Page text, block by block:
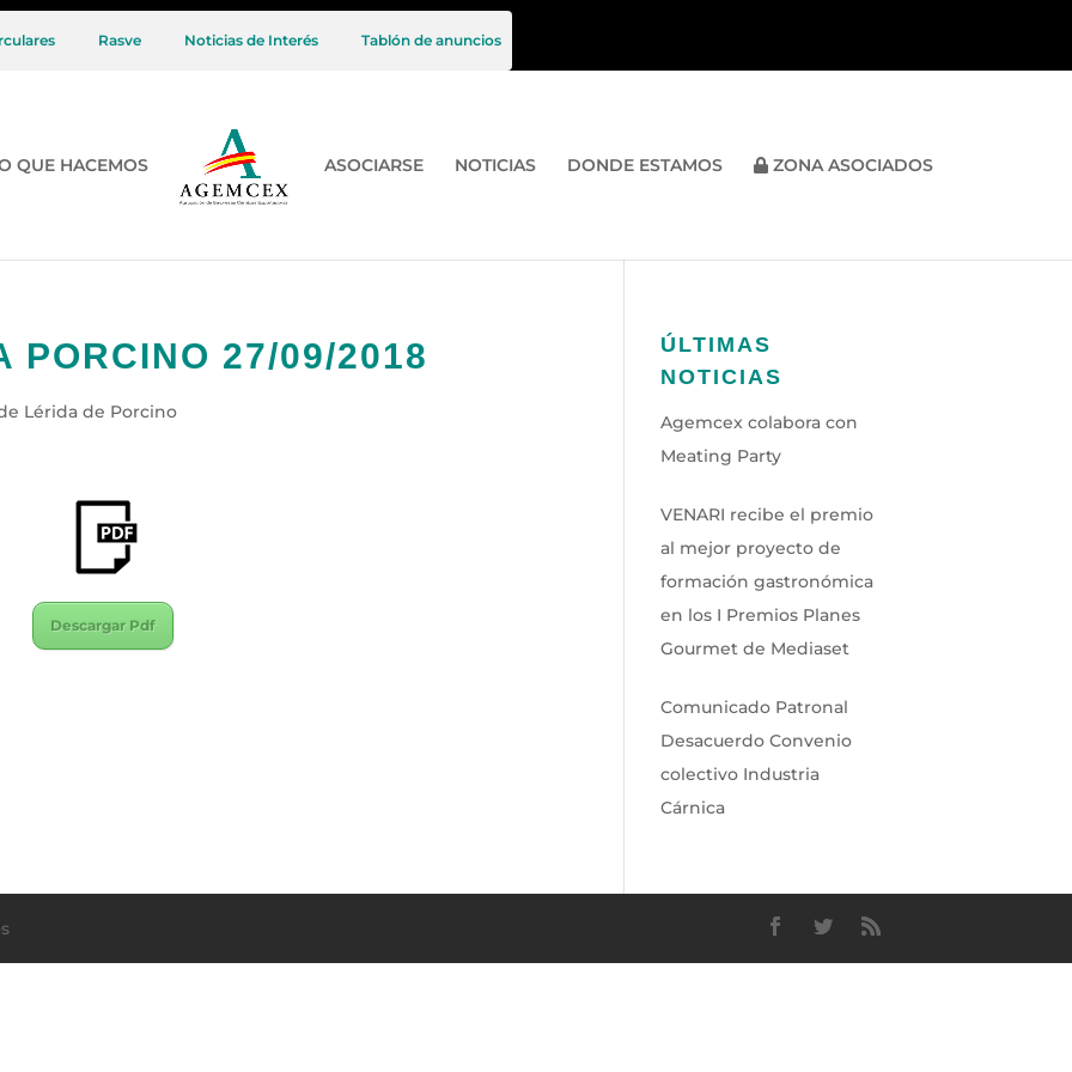
Rasve Noticias de Interés Tablón de anuncios
QUE HACEMOS ASOCIARSE NOTICIAS DONDE ESTAMOS ZONA ASOCIADOS
PORCINO 27/09/2018
Lérida de Porcino
Descargar Pdf
ÚLTIMAS
NOTICIAS
Agemcex colabora con
Meating Party
VENARI recibe el premio
al mejor proyecto de
formación gastronómica
en los I Premios Planes
Gourmet de Mediaset
Comunicado Patronal
Desacuerdo Convenio
colectivo Industria
Cárnica